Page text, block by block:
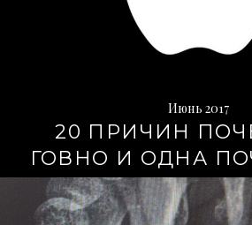
Июнь 2017
20 ПРИЧИН
ГОВНО И ОДНА